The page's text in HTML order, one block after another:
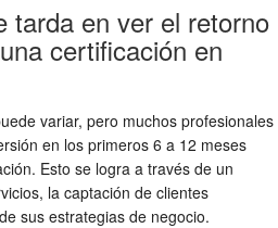
tarda en ver el retorno
certificación en
variar, pero muchos profesionales
en los primeros 6 a 12 meses
Esto se logra a través de un
la captación de clientes
sus estrategias de negocio.